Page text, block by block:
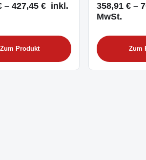
– 427,45 € inkl.
Zum Produkt
358,91 € –
MwSt.
Zum